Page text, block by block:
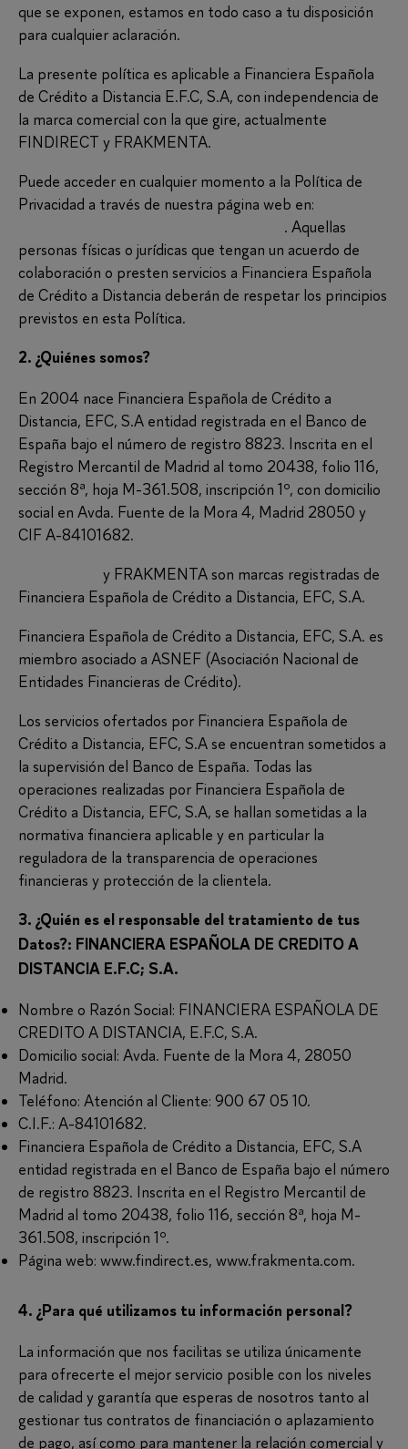
que se exponen, estamos en todo caso a tu disposición
para cualquier aclaración.
La presente política es aplicable a Financiera Española
de Crédito a Distancia E.F.C, S.A, con independencia de
la marca comercial con la que gire, actualmente
FINDIRECT y FRAKMENTA.
Puede acceder en cualquier momento a la Política de
Privacidad a través de nuestra página web en:
. Aquellas
personas físicas o jurídicas que tengan un acuerdo de
colaboración o presten servicios a Financiera Española
de Crédito a Distancia deberán de respetar los principios
previstos en esta Política.
2. ¿Quiénes somos?
En 2004 nace Financiera Española de Crédito a
Distancia, EFC, S.A entidad registrada en el Banco de
España bajo el número de registro 8823. Inscrita en el
Registro Mercantil de Madrid al tomo 20438, folio 116,
sección 8ª, hoja M-361.508, inscripción 1º, con domicilio
social en Avda. Fuente de la Mora 4, Madrid 28050 y
CIF A-84101682.
y FRAKMENTA son marcas registradas de
Financiera Española de Crédito a Distancia, EFC, S.A.
Financiera Española de Crédito a Distancia, EFC, S.A. es
miembro asociado a ASNEF (Asociación Nacional de
Entidades Financieras de Crédito).
Los servicios ofertados por Financiera Española de
Crédito a Distancia, EFC, S.A se encuentran sometidos a
la supervisión del Banco de España. Todas las
operaciones realizadas por Financiera Española de
Crédito a Distancia, EFC, S.A, se hallan sometidas a la
normativa financiera aplicable y en particular la
reguladora de la transparencia de operaciones
financieras y protección de la clientela.
3. ¿Quién es el responsable del tratamiento de tus
Datos?: FINANCIERA ESPAÑOLA DE CREDITO A
DISTANCIA E.F.C; S.A.
Nombre o Razón Social: FINANCIERA ESPAÑOLA DE
CREDITO A DISTANCIA, E.F.C, S.A.
Domicilio social: Avda. Fuente de la Mora 4, 28050
Madrid.
Teléfono: Atención al Cliente: 900 67 05 10.
C.I.F.: A-84101682.
Financiera Española de Crédito a Distancia, EFC, S.A
entidad registrada en el Banco de España bajo el número
de registro 8823. Inscrita en el Registro Mercantil de
Madrid al tomo 20438, folio 116, sección 8ª, hoja M-
361.508, inscripción 1º.
Página web: www.findirect.es, www.frakmenta.com.
4. ¿Para qué utilizamos tu información personal?
La información que nos facilitas se utiliza únicamente
para ofrecerte el mejor servicio posible con los niveles
de calidad y garantía que esperas de nosotros tanto al
gestionar tus contratos de financiación o aplazamiento
de pago, así como para mantener la relación comercial y